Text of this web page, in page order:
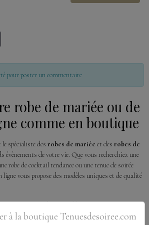
pour poster un commentaire
robe de mariée ou de
comme en boutique
le spécialiste des robes de mariée et des robes de
évènements de votre vie. Que vous recherchiez une
robe de cocktail tendance ou une tenue de soirée
vous propose des modèles uniques et de qualité
des collections
à la boutique Tenuesdesoiree.com